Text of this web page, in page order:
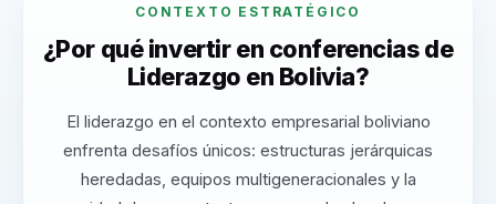
CONTEXTO ESTRATÉGICO
¿Por qué invertir en conferencias de
Liderazgo en Bolivia?
El liderazgo en el contexto empresarial boliviano
enfrenta desafíos únicos: estructuras jerárquicas
heredadas, equipos multigeneracionales y la